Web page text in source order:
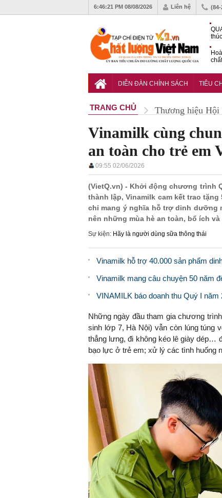
6:46:23 PM 08/08/2026 Liên hệ (84-
DIỄN ĐÀN CHÍNH SÁCH TIÊU
TRANG CHỦ Thương hiệu Hội
Vinamilk cùng
an toàn cho trẻ em
09:55 02/06/2026
(VietQ.vn) - Khởi động chương trình
thành lập, Vinamilk cam kết trao
chỉ mang ý nghĩa hỗ trợ dinh dưỡng
nên những mùa hè an toàn, bổ ích
Sự kiện: Hãy là người dùng sữa thông thái
Vinamilk hỗ trợ 40.000 sản phẩm
Vinamilk mang câu chuyện 50 năm
VINAMILK báo doanh thu Quý I
Những ngày đầu tham gia chương
sinh lớp 7, Hà Nội) vẫn còn lúng túng
thẳng lưng, đi không kéo lê giày dép…
bạo lực ở trẻ em; xử lý các tình huống